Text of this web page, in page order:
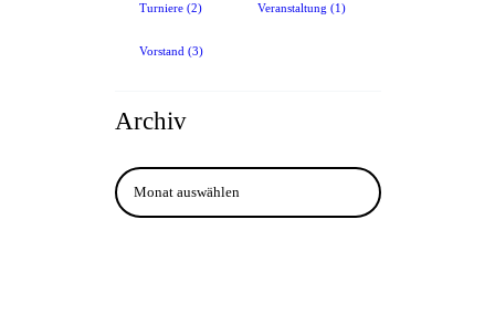
Turniere(2) Veranstaltung (1)
Vorstand (3)
Archiv
Archiv